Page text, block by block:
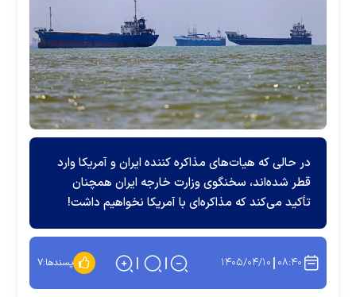
در حالی که هیات‌های مذاکره کننده ایران و آمریکا وارد
قطر شده‌اند، سخنگوی وزارت خارجه ایران همچنان
تأکید می‌کند که مذاکره‌ای با آمریکا نخواهیم داشت!
۰۸:۴۰ ۱۴۰۵/۰۴/۱۰ پسندها:۷